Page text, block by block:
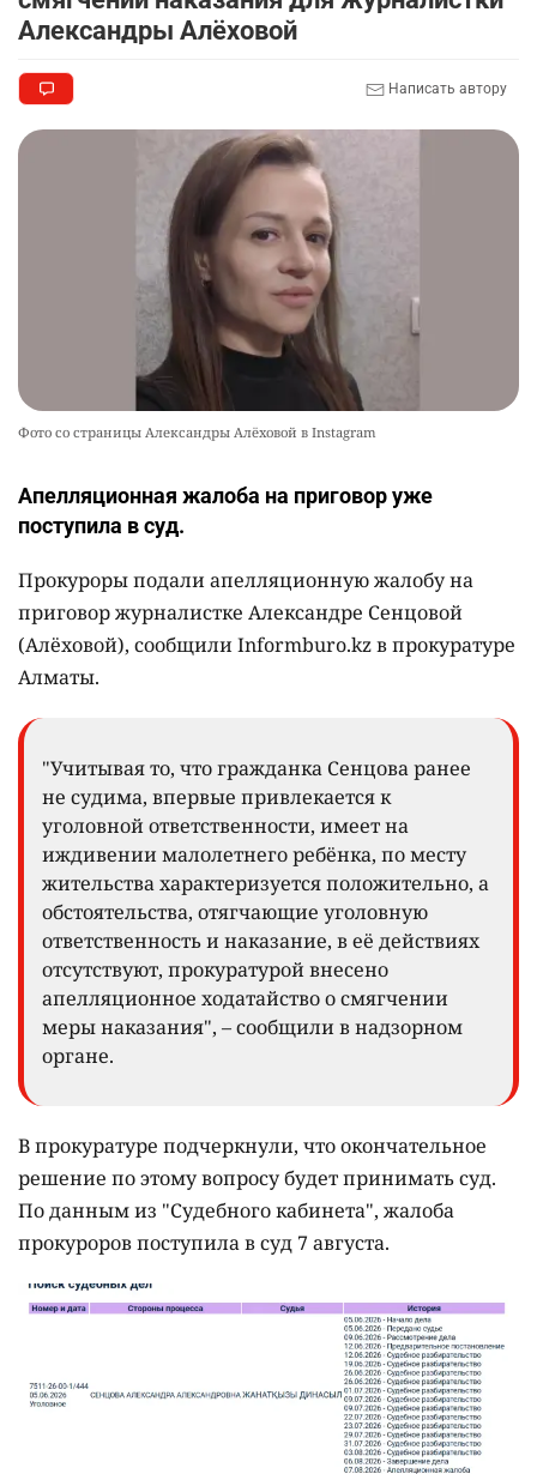
Александры Алёховой
Написать автору
Фото со страницы Александры Алёховой в Instagram
Апелляционная жалоба на приговор уже
поступила в суд.
Прокуроры подали апелляционную жалобу на
приговор журналистке Александре Сенцовой
(Алёховой), сообщили Informburo.kz в прокуратуре
Алматы.
"Учитывая то, что гражданка Сенцова ранее
не судима, впервые привлекается к
уголовной ответственности, имеет на
иждивении малолетнего ребёнка, по месту
жительства характеризуется положительно, а
обстоятельства, отягчающие уголовную
ответственность и наказание, в её действиях
отсутствуют, прокуратурой внесено
апелляционное ходатайство о смягчении
меры наказания", – сообщили в надзорном
органе.
В прокуратуре подчеркнули, что окончательное
решение по этому вопросу будет принимать суд.
По данным из "Судебного кабинета", жалоба
прокуроров поступила в суд 7 августа.